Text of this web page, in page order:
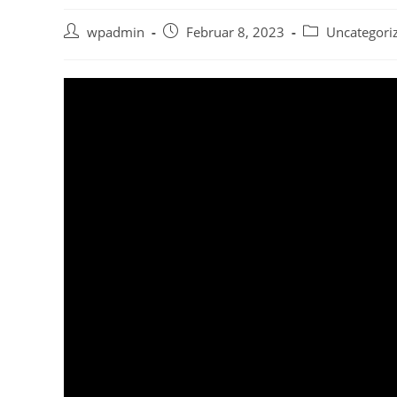
Beitrags-
wpadmin
BeitragFebruar 8, 2023
Beitrags-